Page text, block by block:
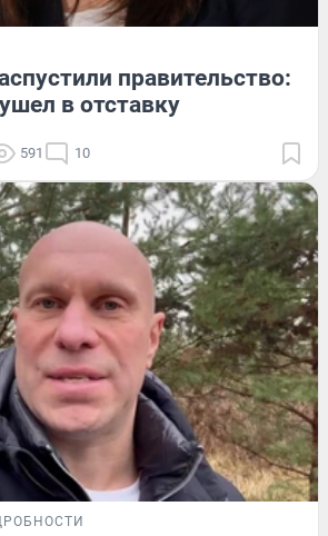
правительство:
в отставку
591 10